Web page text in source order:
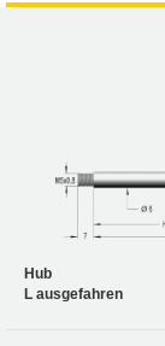
Hub
L ausgefahren